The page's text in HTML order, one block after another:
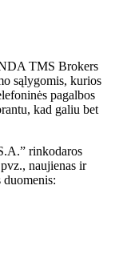
TMS Brokers
sąlygomis, kurios
pagalbos
kad galiu bet
rinkodaros
naujienas ir